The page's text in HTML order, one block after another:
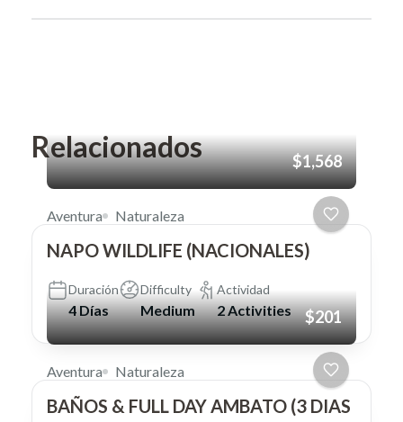
Relacionados $1,568
Aventura Naturaleza
NAPO WILDLIFE (NACIONALES)
Duración
4 Días
Difficulty
Medium
Actividad
2 Activities $201
Aventura Naturaleza
BAÑOS & FULL DAY AMBATO (3 DIAS